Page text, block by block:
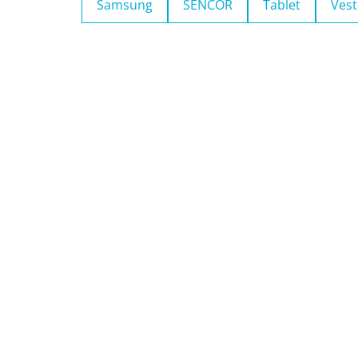
Samsung SENCOR Tablet